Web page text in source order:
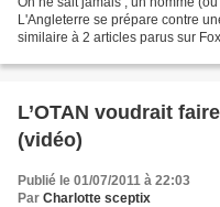
L'Angleterre se prépare contre
similaire à 2 articles parus sur
L’OTAN voudrait
(vidéo)
Publié le 01/07/2011 à 22:03
Par Charlotte sceptix